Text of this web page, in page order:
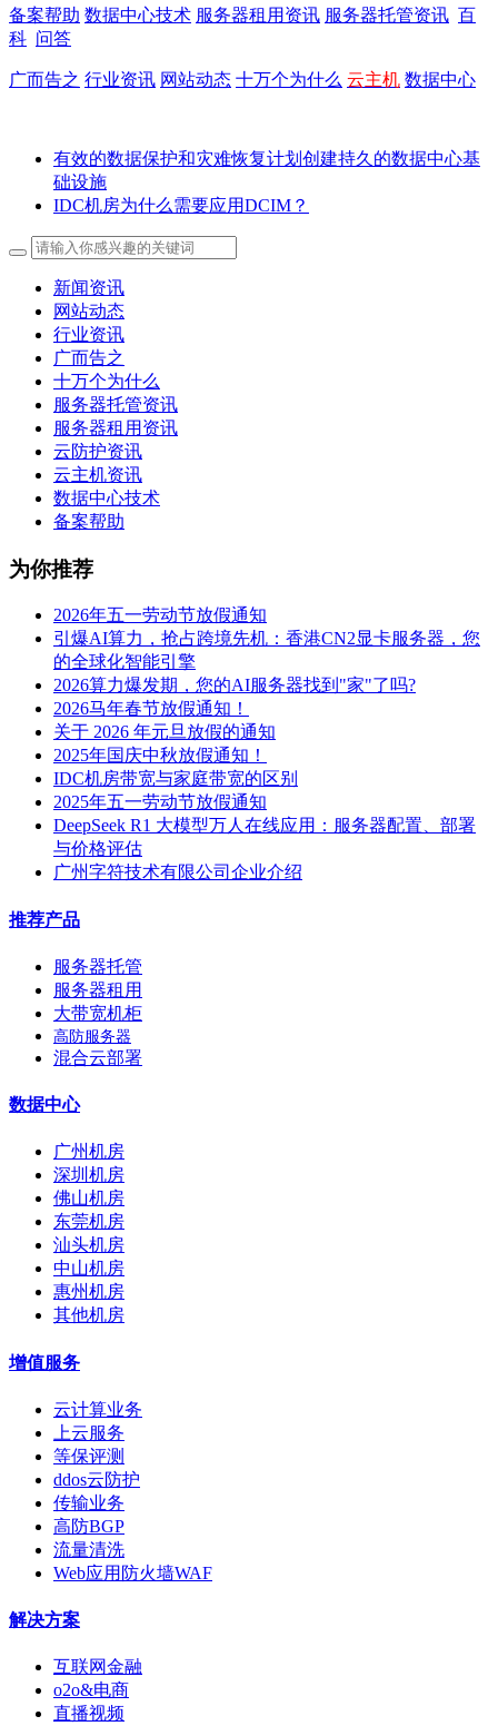
备案帮助 数据中心技术 服务器租用资讯 服务器托管资讯 百
科 问答
广而告之 行业资讯 网站动态 十万个为什么 云主机 数据中心
有效的数据保护和灾难恢复计划创建持久的数据中心基
础设施
IDC机房为什么需要应用DCIM？
新闻资讯
网站动态
行业资讯
广而告之
十万个为什么
服务器托管资讯
服务器租用资讯
云防护资讯
云主机资讯
数据中心技术
备案帮助
为你推荐
2026年五一劳动节放假通知
引爆AI算力，抢占跨境先机：香港CN2显卡服务器，您
的全球化智能引擎
2026算力爆发期，您的AI服务器找到"家"了吗?
2026马年春节放假通知！
关于 2026 年元旦放假的通知
2025年国庆中秋放假通知！
IDC机房带宽与家庭带宽的区别
2025年五一劳动节放假通知
DeepSeek R1 大模型万人在线应用：服务器配置、部署
与价格评估
广州字符技术有限公司企业介绍
推荐产品
服务器托管
服务器租用
大带宽机柜
高防服务器
混合云部署
数据中心
广州机房
深圳机房
佛山机房
东莞机房
汕头机房
中山机房
惠州机房
其他机房
增值服务
云计算业务
上云服务
等保评测
ddos云防护
传输业务
高防BGP
流量清洗
Web应用防火墙WAF
解决方案
互联网金融
o2o&电商
直播视频